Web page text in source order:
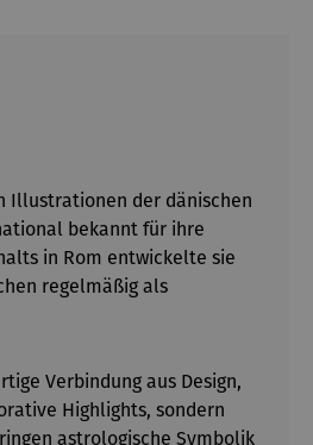
Illustrationen der dänischen
bekannt für ihre
in Rom entwickelte sie
regelmäßig als
Verbindung aus Design,
Highlights, sondern
astrologische Symbolik